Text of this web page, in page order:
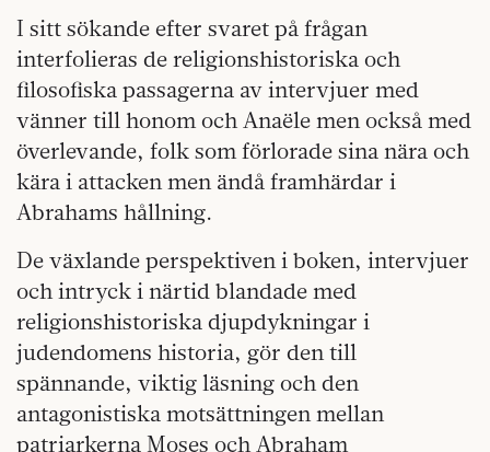
I sitt sökande efter svaret på frågan
interfolieras de religionshistoriska och
filosofiska passagerna av intervjuer med
vänner till honom och Anaële men också med
överlevande, folk som förlorade sina nära och
kära i attacken men ändå framhärdar i
Abrahams hållning.
De växlande perspektiven i boken, intervjuer
och intryck i närtid blandade med
religionshistoriska djupdykningar i
judendomens historia, gör den till
spännande, viktig läsning och den
antagonistiska motsättningen mellan
patriarkerna Moses och Abraham